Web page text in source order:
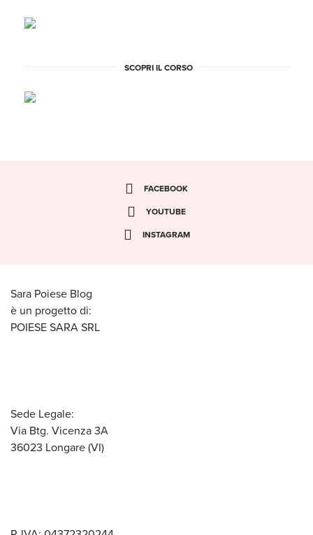
SCOPRI IL CORSO
FACEBOOK
YOUTUBE
INSTAGRAM
Sara Poiese Blog
è un progetto di:
POIESE SARA SRL
Sede Legale:
Via Btg. Vicenza 3A
36023 Longare (VI)